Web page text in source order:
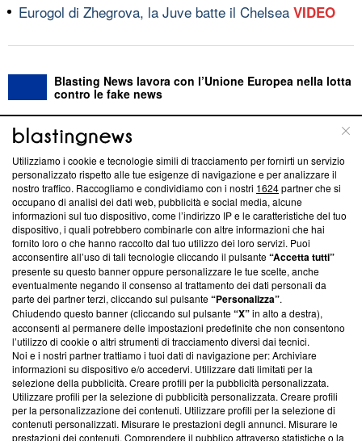
Eurogol di Zhegrova, la Juve batte il Chelsea VIDEO
Blasting News lavora con l’Unione Europea nella lotta
contro le fake news
ABOUT LINEA EDITORIALE
Questa sezione offre informazioni trasparenti su Blasting
News, sui nostri processi editoriali e su come ci impegniamo a
creare news di qualità. Inoltre, afferma la nostra aderenza a
‘Trust Project - News with Integrity’Blasting News non è
ancora membro del programma, ma ha richiesto di farne
parte; Trust Project non ha ancora effettuato una verifica di
conformità agli standard.
Su di noi
Team editoriale
Corporate
Redazione
Informativa Privacy
Utilizziamo i cookie e tecnologie simili di tracciamento per fornirti un servizio
personalizzato rispetto alle tue esigenze di navigazione e per analizzare il
nostro traffico. Raccogliamo e condividiamo con i nostri 1624partner che si
occupano di analisi dei dati web, pubblicità e social media, alcune
informazioni sul tuo dispositivo, come l’indirizzo IP e le caratteristiche del tuo
dispositivo, i quali potrebbero combinarle con altre informazioni che hai
fornito loro o che hanno raccolto dal tuo utilizzo dei loro servizi. Puoi
acconsentire all’uso di tali tecnologie cliccando il pulsante“Accetta tutti”
presente su questo banner oppure personalizzare le tue scelte, anche
eventualmente negando il consenso al trattamento dei dati personali da
parte dei partner terzi, cliccando sul pulsante“Personalizza”.
Chiudendo questo banner (cliccando sul pulsante“X”in alto a destra),
acconsenti al permanere delle impostazioni predefinite che non consentono
l’utilizzo di cookie o altri strumenti di tracciamento diversi dai tecnici.
Noi e i nostri partner trattiamo i tuoi dati di navigazione per: Archiviare
informazioni su dispositivo e/o accedervi. Utilizzare dati limitati per la
selezione della pubblicità. Creare profili per la pubblicità personalizzata.
Utilizzare profili per la selezione di pubblicità personalizzata. Creare profili
per la personalizzazione dei contenuti. Utilizzare profili per la selezione di
contenuti personalizzati. Misurare le prestazioni degli annunci. Misurare le
prestazioni dei contenuti. Comprendere il pubblico attraverso statistiche o la